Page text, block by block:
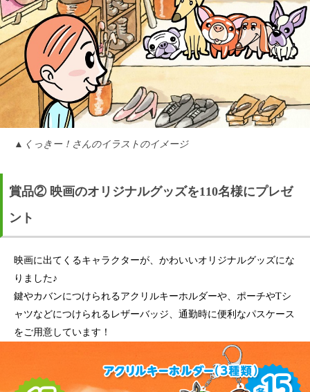
▲くっきー！さんのイラストのイメージ
賞品② 映画のオリジナルグッズを110名様にプレゼ
ント
映画に出てくるキャラクターが、かわいいオリジナルグッズにな
りました♪
鍵やカバンにつけられるアクリルキーホルダーや、ポーチやTシ
ャツなどにつけられるレザーバッジ、通勤時に便利なパスケース
をご用意しています！